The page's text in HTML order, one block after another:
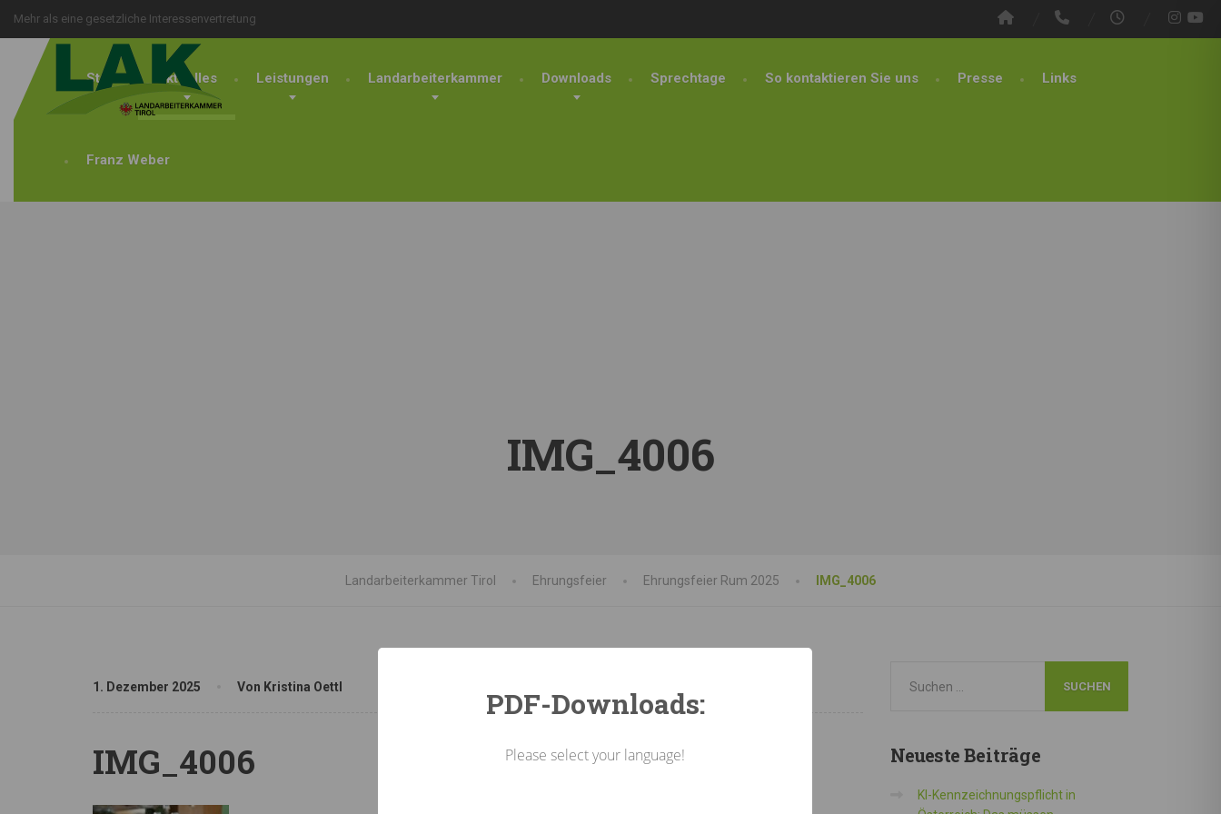
Mehr als eine gesetzliche Interessenvertretung
Start Aktuelles Leistungen Landarbeiterkammer Downloads Sprechtage So kontaktieren Sie uns Presse Links
Franz Weber
IMG_4006
Landarbeiterkammer Tirol Ehrungsfeier Ehrungsfeier Rum 2025 IMG_4006
1. Dezember 2025 Von Kristina Oettl
IMG_4006 NeuesteBeiträge
KI-Kennzeichnungspflicht in
PDF-Downloads:
Please select your language!